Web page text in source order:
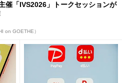
催「IVS2026」トークセッションが
on GOETHE）